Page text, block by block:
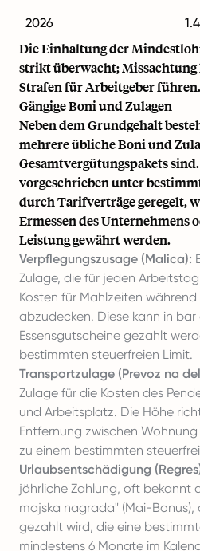
2026
Die Einhaltung der
strikt überwacht; Missachtung
Strafen für Arbeitgeber führen.
Gängige Boni und Zulagen
Neben dem Grundgehalt
mehrere übliche Boni und
Gesamtvergütungspakets
vorgeschrieben unter
durch Tarifverträge geregelt,
Ermessen des Unternehmens
Leistung gewährt werden.
Verpflegungszusage (Malica):
Zulage, die für jeden
Kosten für Mahlzeiten
abzudecken. Diese kann in bar
Essensgutscheine gezahlt
bestimmten steuerfreien Limit.
Transportzulage (Prevoz na
Zulage für die Kosten des
und Arbeitsplatz. Die Höhe
Entfernung zwischen
zu einem bestimmten
Urlaubsentschädigung
jährliche Zahlung, oft bekannt
majska nagrada" (Mai-
gezahlt wird, die eine
mindestens 6 Monate im